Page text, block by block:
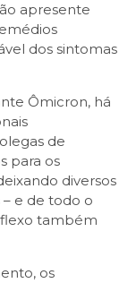
apresente
dos sintomas
Ômicron, há
de
para os
diversos
– e de todo o
também
os